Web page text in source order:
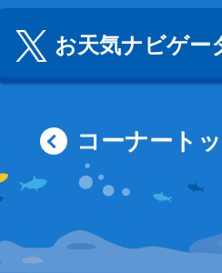
お天気ナビゲー
コーナート